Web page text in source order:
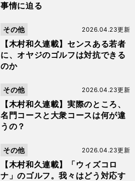
事情に迫る
【木村和久連載】センスある若者
に、オヤジのゴルフは対抗できる
のか
2026.04.23更新
その他
【木村和久連載】実際のところ、
名門コースと大衆コースは何が違
うの？
2026.04.23更新
その他
【木村和久連載】「ウィズコロ
ナ」のゴルフ。我々はどう対応す
2026.04.23更新
その他